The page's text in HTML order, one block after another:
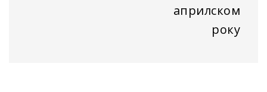
априлском
року